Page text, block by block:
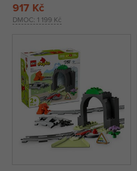
DMOC: 1 199 Kč
917 Kč